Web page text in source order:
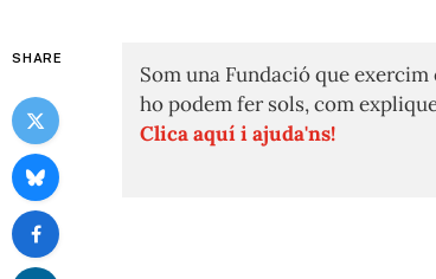
SHARE
Som una Fundació que
ho podem fer sols, com
Clica aquí i ajuda'ns!